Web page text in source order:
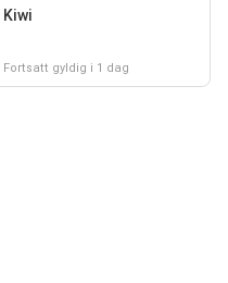
Kiwi
Fortsatt gyldig i 1 dag